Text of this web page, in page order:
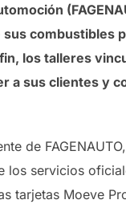
combustibles
los talleres
sus clientes y
de
servicios
tarjetas Moeve